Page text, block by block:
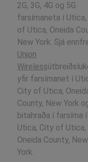
2G, 3G, 4G og 5G
farsímaneta í
of Utica, Oneida
New York. Sjá
Union
Wireless
yfir farsímanet í
City of Utica,
County, New York
bitahraða í farsíma í
Utica, City of Utica,
Oneida County, New
York.